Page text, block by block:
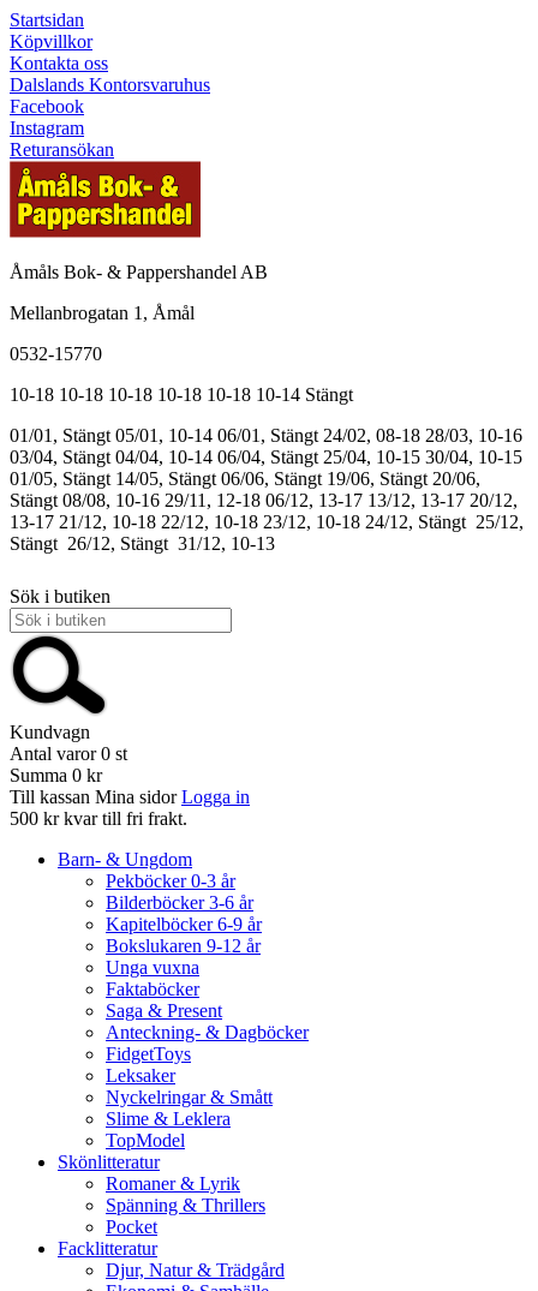
Startsidan
Köpvillkor
Kontakta oss
Dalslands Kontorsvaruhus
Facebook
Instagram
Returansökan
Åmåls Bok- & Pappershandel AB
Mellanbrogatan 1, Åmål
0532-15770
10-18 10-18 10-18 10-18 10-18 10-14 Stängt
01/01, Stängt 05/01, 10-14 06/01, Stängt 24/02, 08-18 28/03, 10-16
03/04, Stängt 04/04, 10-14 06/04, Stängt 25/04, 10-15 30/04, 10-15
01/05, Stängt 14/05, Stängt 06/06, Stängt 19/06, Stängt 20/06,
Stängt 08/08, 10-16 29/11, 12-18 06/12, 13-17 13/12, 13-17 20/12,
13-17 21/12, 10-18 22/12, 10-18 23/12, 10-18 24/12, Stängt 25/12,
Stängt 26/12, Stängt 31/12, 10-13
Sök i butiken
Kundvagn
Antal varor 0 st
Summa 0 kr
Till kassan Mina sidor Logga in
500 kr kvar till fri frakt.
Barn- & Ungdom
Pekböcker 0-3 år
Bilderböcker 3-6 år
Kapitelböcker 6-9 år
Bokslukaren 9-12 år
Unga vuxna
Faktaböcker
Saga & Present
Anteckning- & Dagböcker
FidgetToys
Leksaker
Nyckelringar & Smått
Slime & Leklera
TopModel
Skönlitteratur
Romaner & Lyrik
Spänning & Thrillers
Pocket
Facklitteratur
Djur, Natur & Trädgård